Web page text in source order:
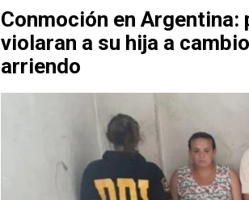
Conmoción en Argentina:
violaran a su hija a
arriendo